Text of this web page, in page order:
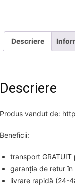
Descriere
Descriere
Produs vandut de:
Beneficii:
transport
garanția de retur în
livrare rapidă (24-